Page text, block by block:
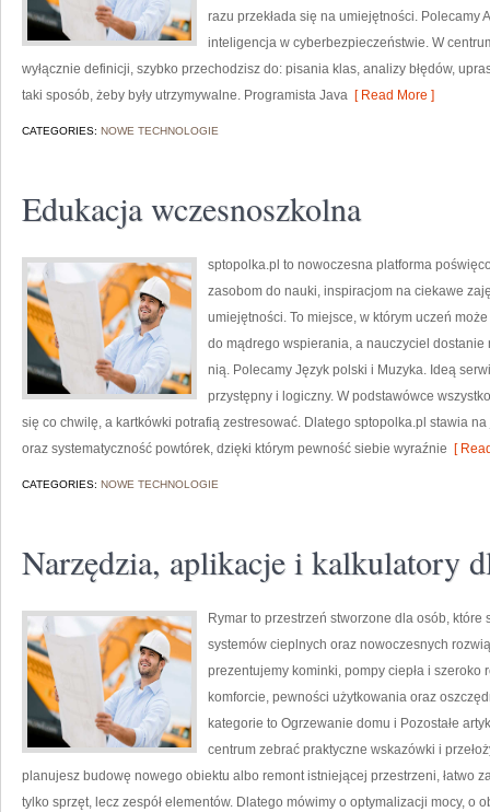
razu przekłada się na umiejętności. Polecamy
inteligencja w cyberbezpieczeństwie. W
wyłącznie definicji, szybko przechodzisz do: pisania klas, analizy błędów,
taki sposób, żeby były utrzymywalne. Programista Java [ Read More ]
CATEGORIES: NOWE TECHNOLOGIE
Edukacja wczesnoszkolna
sptopolka.pl to nowoczesna platforma
zasobom do nauki, inspiracjom na ciekawe
umiejętności. To miejsce, w którym uczeń
do mądrego wspierania, a nauczyciel dostanie
nią. Polecamy Język polski i Muzyka. Ideą
przystępny i logiczny. W podstawówce
się co chwilę, a kartkówki potrafią zestresować. Dlatego sptopolka.pl stawia
oraz systematyczność powtórek, dzięki którym pewność siebie wyraźnie [
CATEGORIES: NOWE TECHNOLOGIE
Narzędzia, aplikacje i kalkulatory
Rymar to przestrzeń stworzone dla osób,
systemów cieplnych oraz nowoczesnych
prezentujemy kominki, pompy ciepła i
komforcie, pewności użytkowania oraz
kategorie to Ogrzewanie domu i Pozostałe
centrum zebrać praktyczne wskazówki i
planujesz budowę nowego obiektu albo remont istniejącej przestrzeni, łatwo
tylko sprzęt, lecz zespół elementów. Dlatego mówimy o optymalizacji mocy, o